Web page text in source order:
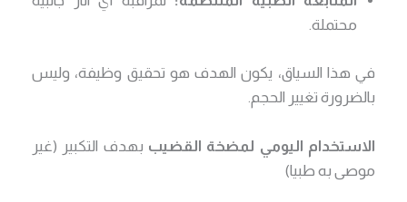
محتملة.
في هذا السياق، يكون الهدف هو تحقيق وظيفة، وليس
بالضرورة تغيير الحجم.
الاستخدام اليومي لمضخة القضيب بهدف التكبير (غير
موصى به طبيا)